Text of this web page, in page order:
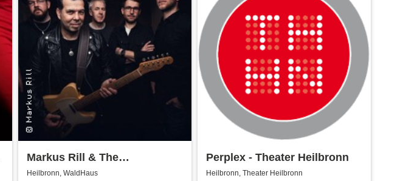
Markus Rill & The
Troublemakers
Heilbronn, WaldHaus
Perplex - Theater Heilbronn
Heilbronn, Theater Heilbronn